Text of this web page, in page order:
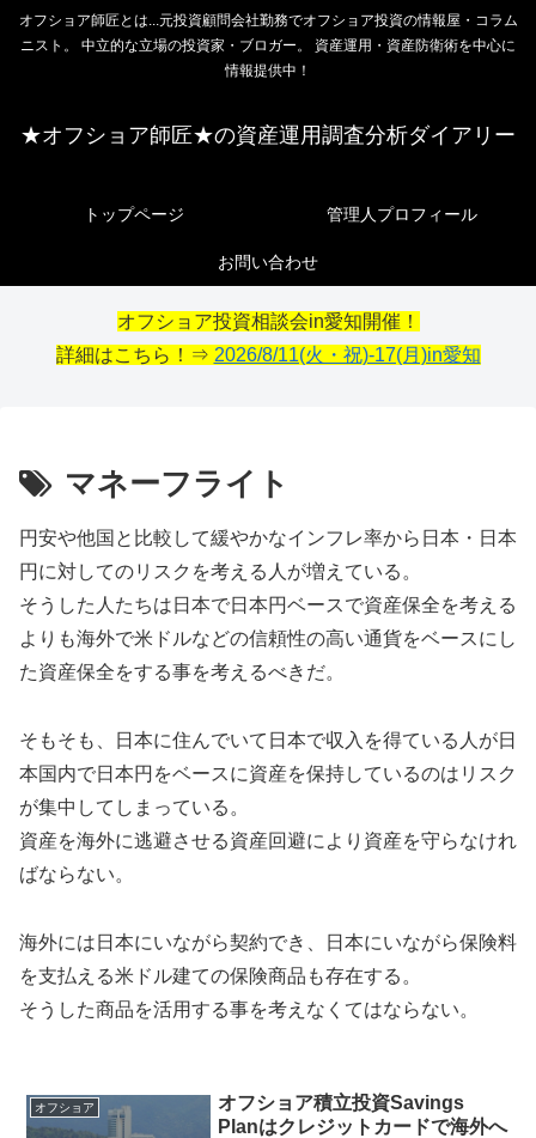
オフショア師匠とは...元投資顧問会社勤務でオフショア投資の情報屋・コラム
ニスト。 中立的な立場の投資家・ブロガー。 資産運用・資産防衛術を中心に
情報提供中！
★オフショア師匠★の資産運用調査分析ダイアリー
トップページ 管理人プロフィール
お問い合わせ
オフショア投資相談会in愛知開催！
詳細はこちら！⇒ 2026/8/11(火・祝)-17(月)in愛知
マネーフライト
円安や他国と比較して緩やかなインフレ率から日本・日本
円に対してのリスクを考える人が増えている。
そうした人たちは日本で日本円ベースで資産保全を考える
よりも海外で米ドルなどの信頼性の高い通貨をベースにし
た資産保全をする事を考えるべきだ。
そもそも、日本に住んでいて日本で収入を得ている人が日
本国内で日本円をベースに資産を保持しているのはリスク
が集中してしまっている。
資産を海外に逃避させる資産回避により資産を守らなけれ
ばならない。
海外には日本にいながら契約でき、日本にいながら保険料
を支払える米ドル建ての保険商品も存在する。
そうした商品を活用する事を考えなくてはならない。
オフショア
オフショア積立投資Savings
Planはクレジットカードで海外へ